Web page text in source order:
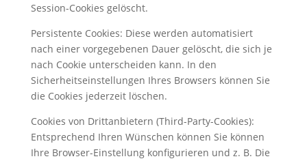
Session-Cookies gelöscht.
Persistente Cookies: Diese werden automatisiert
nach einer vorgegebenen Dauer gelöscht, die sich je
nach Cookie unterscheiden kann. In den
Sicherheitseinstellungen Ihres Browsers können Sie
die Cookies jederzeit löschen.
Cookies von Drittanbietern (Third-Party-Cookies):
Entsprechend Ihren Wünschen können Sie können
Ihre Browser-Einstellung konfigurieren und z. B. Die